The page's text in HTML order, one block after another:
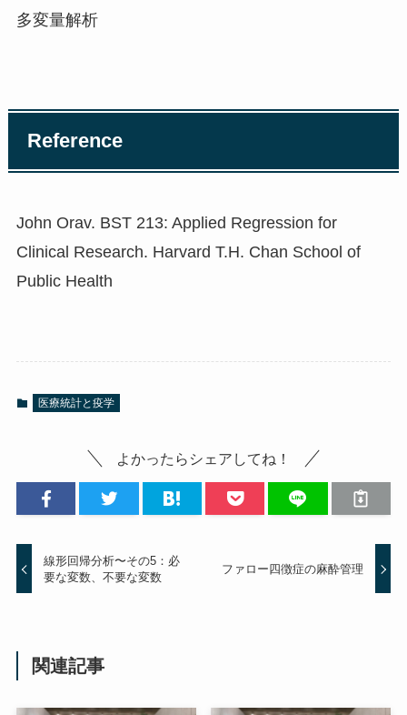
多変量解析
Reference
John Orav. BST 213: Applied Regression for
Clinical Research. Harvard T.H. Chan School of
Public Health
医療統計と疫学
よかったらシェアしてね！
線形回帰分析〜その5：必
要な変数、不要な変数
ファロー四徴症の麻酔管理
関連記事